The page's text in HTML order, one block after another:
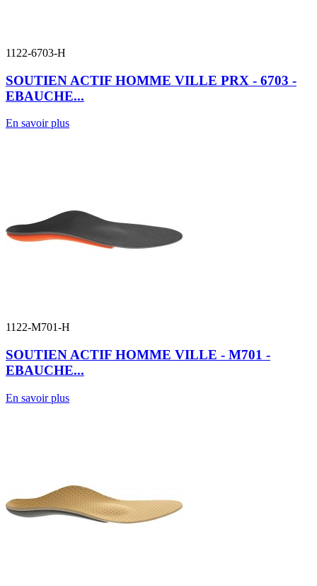
1122-6703-H
SOUTIEN ACTIF HOMME VILLE PRX - 6703 -
EBAUCHE...
En savoir plus
1122-M701-H
SOUTIEN ACTIF HOMME VILLE - M701 -
EBAUCHE...
En savoir plus